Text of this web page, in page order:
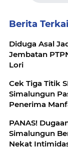
Berita
Diduga Asal
Jembatan
Lori
Cek Tiga Titik
Simalungun
Penerima
PANAS!
Simalungun
Nekat